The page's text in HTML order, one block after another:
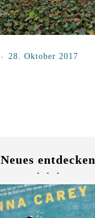
Neues entdecken
28. Oktober 2017